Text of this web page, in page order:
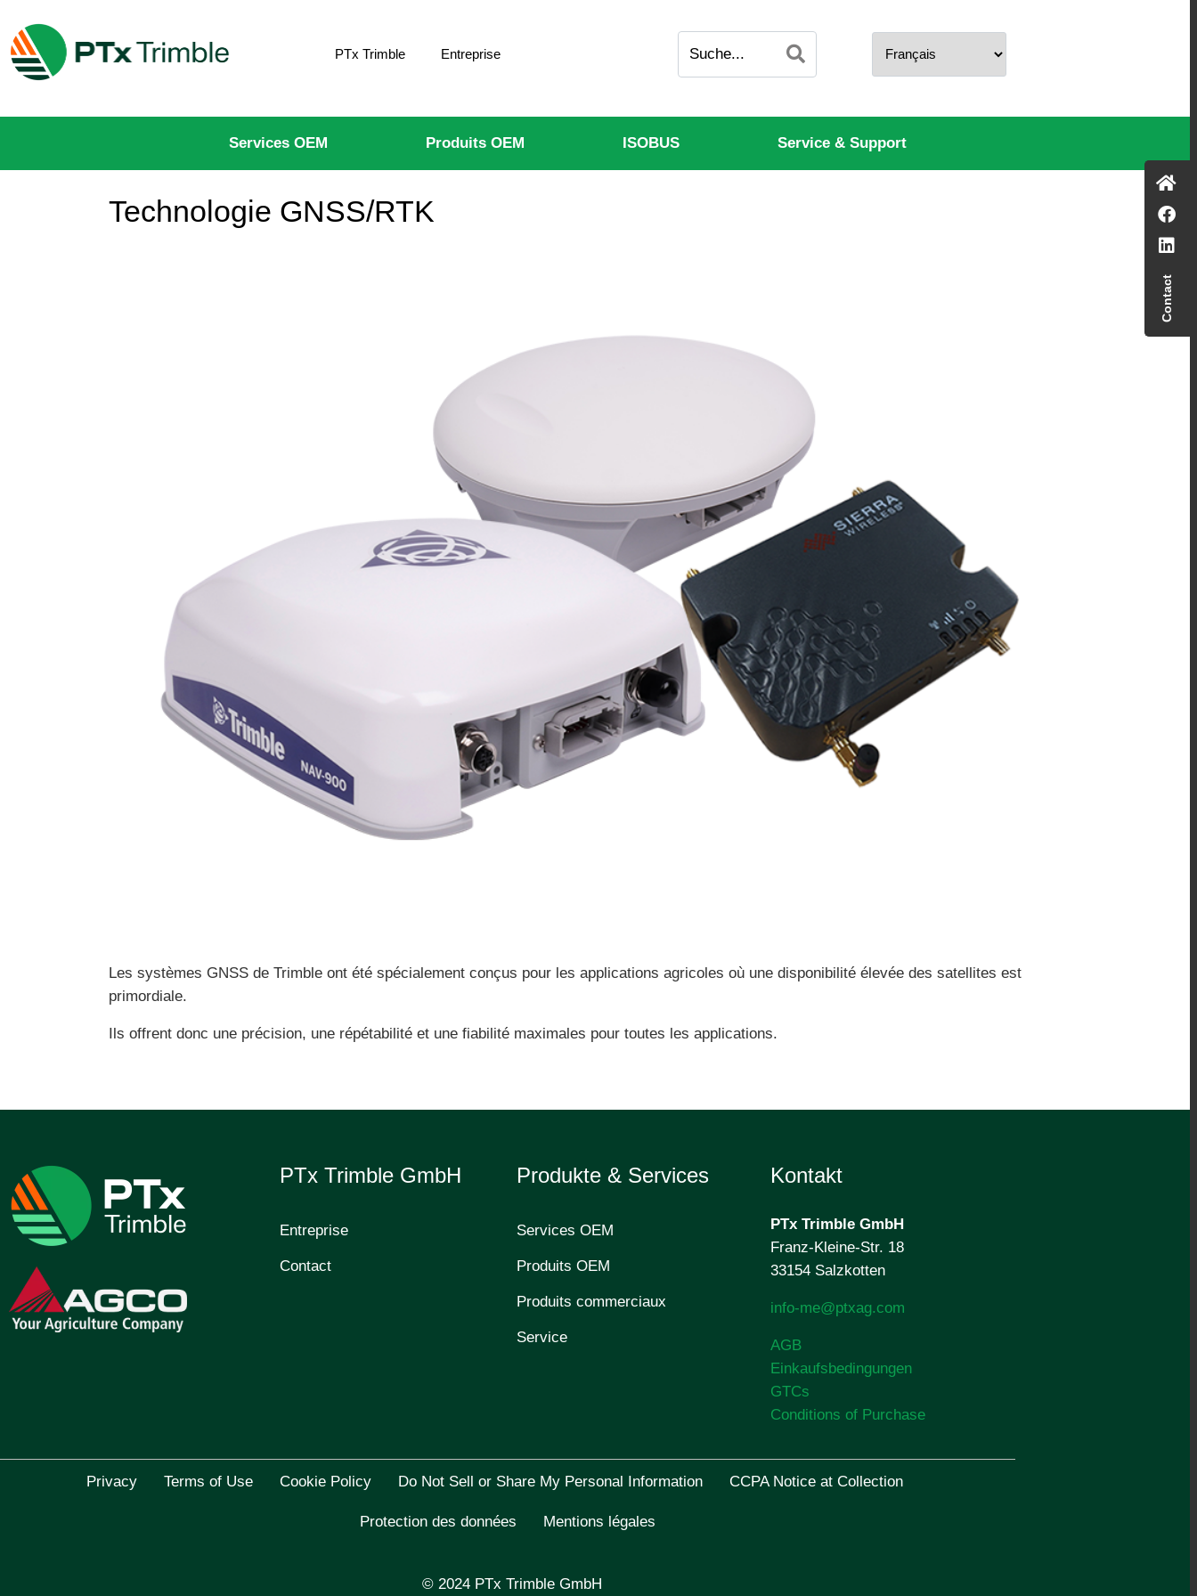
PTx Trimble Entreprise
Services OEM Produits OEM ISOBUS Service & Support
Technologie GNSS/RTK
Les systèmes GNSS de Trimble ont été spécialement conçus pour les applications agricoles où une disponibilité élevée des satellites est
primordiale.
Ils offrent donc une précision, une répétabilité et une fiabilité maximales pour toutes les applications.
PTx Trimble GmbH
Entreprise
Contact
Produkte & Services
Services OEM
Produits OEM
Produits commerciaux
Service
Kontakt
PTx TrimbleGmbH
Franz-Kleine-Str. 18
33154 Salzkotten
info-me@ptxag.com
AGB
Einkaufsbedingungen
GTCs
Conditions of Purchase
Privacy Terms of Use Cookie Policy Do Not Sell or Share My Personal Information CCPA Notice at Collection
Protection des données Mentions légales
© 2024 PTx Trimble GmbH
Contact